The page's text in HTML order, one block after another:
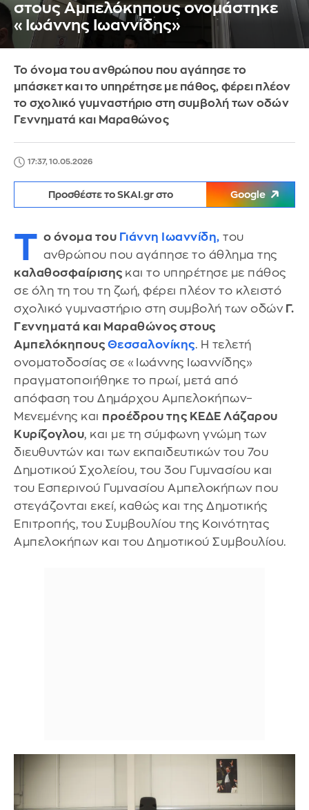
στους Αμπελόκηπους ονομάστηκε
«Ιωάννης Ιωαννίδης»
Το όνομα του ανθρώπου που αγάπησε το
μπάσκετ και το υπηρέτησε με πάθος, φέρει πλέον
το σχολικό γυμναστήριο στη συμβολή των οδών
Γεννηματά και Μαραθώνος
17:37, 10.05.2026
Προσθέστε το SKAI.gr στο Google
Τ ο όνομα του Γιάννη Ιωαννίδη, του
ανθρώπου που αγάπησε το άθλημα της
καλαθοσφαίρισης και το υπηρέτησε με πάθος
σε όλη τη του τη ζωή, φέρει πλέον το κλειστό
σχολικό γυμναστήριο στη συμβολή των οδών Γ.
Γεννηματά και Μαραθώνος στους
Αμπελόκηπους Θεσσαλονίκης. Η τελετή
ονοματοδοσίας σε «Ιωάννης Ιωαννίδης»
πραγματοποιήθηκε το πρωί, μετά από
απόφαση του Δημάρχου Αμπελοκήπων–
Μενεμένης και προέδρου της ΚΕΔΕ Λάζαρου
Κυρίζογλου, και με τη σύμφωνη γνώμη των
διευθυντών και των εκπαιδευτικών του 7ου
Δημοτικού Σχολείου, του 3ου Γυμνασίου και
του Εσπερινού Γυμνασίου Αμπελοκήπων που
στεγάζονται εκεί, καθώς και της Δημοτικής
Επιτροπής, του Συμβουλίου της Κοινότητας
Αμπελοκήπων και του Δημοτικού Συμβουλίου.